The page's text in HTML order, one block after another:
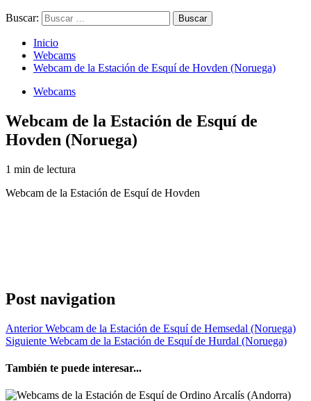
Buscar:
Inicio
Webcams
Webcam de la Estación de Esquí de Hovden (Noruega)
Webcams
Webcam de la Estación de Esquí de
Hovden (Noruega)
1 min de lectura
Webcam de la Estación de Esquí de Hovden
Post navigation
AnteriorWebcam de la Estación de Esquí de Hemsedal (Noruega)
Siguiente Webcam de la Estación de Esquí de Hurdal (Noruega)
También te puede interesar...